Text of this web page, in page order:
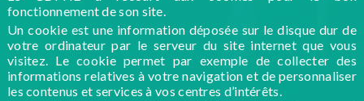
fonctionnement de son site.
Un cookie est une information déposée sur le disque dur de
votre ordinateur par le serveur du site internet que vous
visitez. Le cookie permet par exemple de collecter des
informations relatives à votre navigation et de personnaliser
les contenus et services à vos centres d’intérêts.